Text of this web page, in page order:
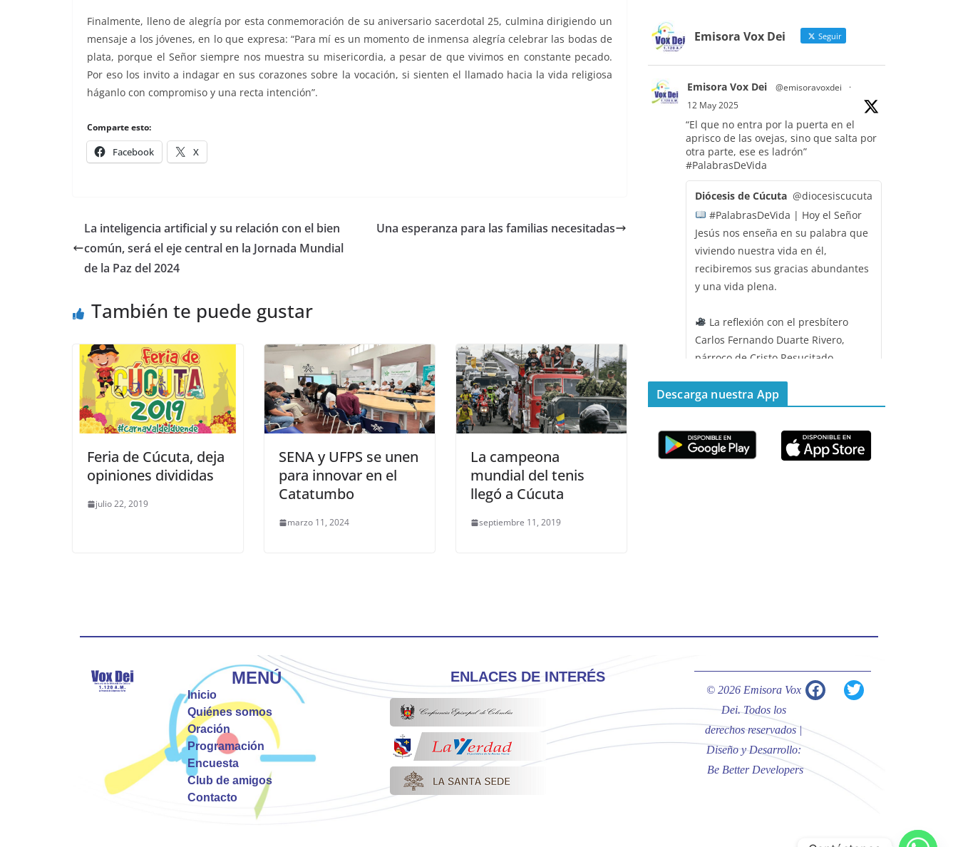
Finalmente, lleno de alegría por esta conmemoración de su aniversario sacerdotal 25, culmina dirigiendo un
mensaje a los jóvenes, en lo que expresa: “Para mí es un momento de inmensa alegría celebrar las bodas de
plata, porque el Señor siempre nos muestra su misericordia, a pesar de que vivimos en constante pecado.
Por eso los invito a indagar en sus corazones sobre la vocación, si sienten el llamado hacia la vida religiosa
háganlo con compromiso y una recta intención”.
Comparte esto:
Facebook X
La inteligencia artificial y su relación con el bien
común, será el eje central en la Jornada Mundial
de la Paz del 2024
Una esperanza para las familias necesitadas
También te puede gustar
Feria de Cúcuta, deja
opiniones divididas
julio 22, 2019
SENA y UFPS se unen
para innovar en el
Catatumbo
marzo 11, 2024
La campeona
mundial del tenis
llegó a Cúcuta
septiembre 11, 2019
Emisora Vox Dei Seguir
Emisora Vox Dei @emisoravoxdei
·
12 May 2025
“El que no entra por la puerta en el
aprisco de las ovejas, sino que salta por
otra parte, ese es ladrón”
#PalabrasDeVida
Diócesis de Cúcuta @diocesiscucuta
#PalabrasDeVida | Hoy el Señor
Jesús nos enseña en su palabra que
viviendo nuestra vida en él,
recibiremos sus gracias abundantes
y una vida plena.
La reflexión con el presbítero
Carlos Fernando Duarte Rivero,
párroco de Cristo Resucitado.
Emisora Vox Dei @emisoravoxdei ·
11 May 2025
La reflexión con el presbítero
Twitter
Emisora Vox Dei @emisoravoxdei
10 May 2025
“Tú tienes palabras de vida eterna”
Descarga nuestra App
MENÚ
Inicio
Quiénes somos
Oración
Programación
Encuesta
Club de amigos
Contacto
ENLACES DE INTERÉS
© 2026 Emisora Vox
Dei. Todos los
derechos reservados |
Diseño y Desarrollo:
Be Better Developers